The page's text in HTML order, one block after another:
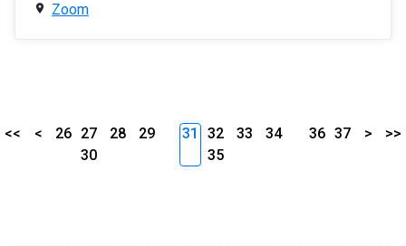
Zoom
<< < 26 27 28
29
30
31 32 33
34
35
36 37 > >>